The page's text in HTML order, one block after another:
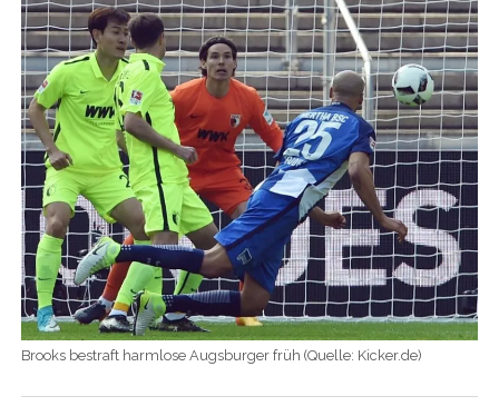
Brooks bestraft harmlose Augsburger früh (Quelle: Kicker.de)